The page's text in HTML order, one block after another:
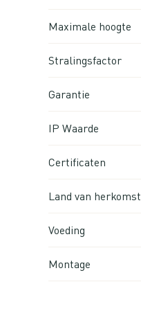
Maximale hoogte
Stralingsfactor
Garantie
IP Waarde
Certificaten
Land van herkomst
Voeding
Montage